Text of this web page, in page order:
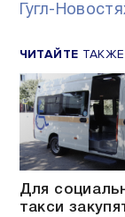
Гугл-
ЧИТАЙТЕ ТАКЖЕ
Для
такси